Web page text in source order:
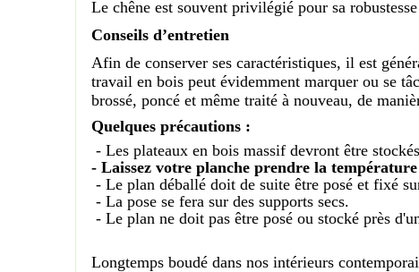
Le chêne est souvent privilégié pour sa
Conseils d’entretien
Afin de conserver ses caractéristiques, il est
travail en bois peut évidemment marquer ou se
brossé, poncé et même traité à nouveau, de
Quelques précautions :
- Les plateaux en bois massif devront être
- Laissez votre planche prendre la
- Le plan déballé doit de suite être posé et fixé
- La pose se fera sur des supports secs.
- Le plan ne doit pas être posé ou stocké près
Longtemps boudé dans nos intérieurs